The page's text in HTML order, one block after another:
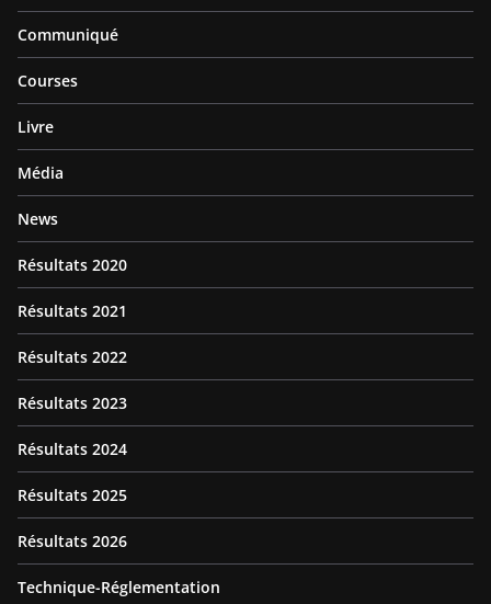
Communiqué
Courses
Livre
Média
News
Résultats 2020
Résultats 2021
Résultats 2022
Résultats 2023
Résultats 2024
Résultats 2025
Résultats 2026
Technique-Réglementation